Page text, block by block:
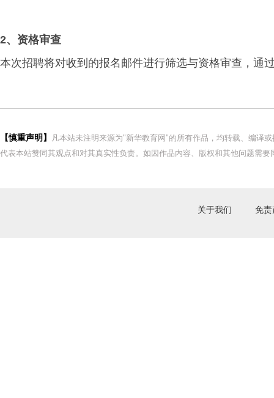
2、 资格审查
本次招聘将对收到的报名邮件进行筛选与资格审查，通
【慎重声明】
凡本站未注明来源为"新华教育网"的所有作品，均转载、编译
代表本站赞同其观点和对其真实性负责。如因作品内容、版权和其他问题需
关于我们 免责